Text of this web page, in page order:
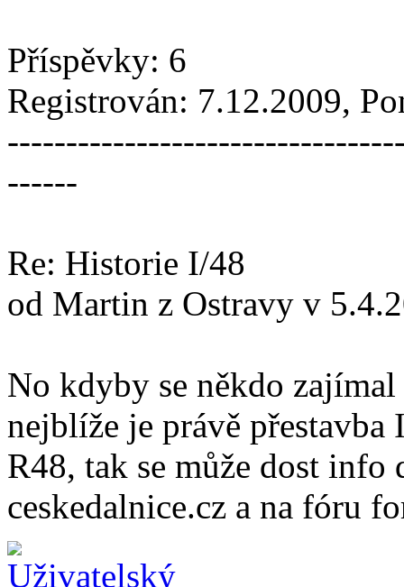
Příspěvky: 6
Registrován: 7.12.2009,
------
Re: Historie I/48
od Martin z Ostravy v
No kdyby se někdo
nejblíže je právě
R48, tak se může dost info
ceskedalnice.cz a na fóru